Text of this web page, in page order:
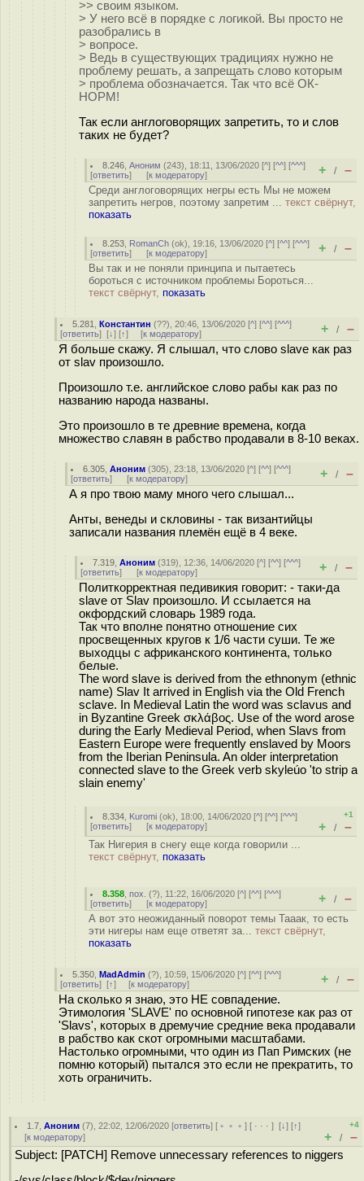
>> своим языком.
> У него всё в порядке с логикой. Вы просто не
разобрались в
> вопросе.
> Ведь в существующих традициях нужно не
проблему решать, а запрещать слово которым
> проблема обозначается. Так что всё ОК-
НОРМ!
Так если англоговорящих запретить, то и слов
таких не будет?
8.246 ,Аноним (243), 18:11, 13/06/2020 [^] [^^] [^^^]
[ответить] [к модератору] + / –
Среди англоговорящих негры есть Мы не можем
запретить негров, поэтому запретим ... текст свёрнут,
показать
8.253 RomanCh (ok), 19:16, 13/06/2020 [^] [^^] [^^^]
[ответить] [к модератору] + / –
Вы так и не поняли принципа и пытаетесь
бороться с источником проблемы Бороться...
текст свёрнут, показать
5.281 ,Константин (??), 20:46, 13/06/2020 [^] [^^] [^^^]
[ответить] [↓] [↑] [к модератору] + / –
Я больше скажу. Я слышал, что слово slave как раз
от slav произошло.
Произошло т.е. английское слово рабы как раз по
названию народа названы.
Это произошло в те древние времена, когда
множество славян в рабство продавали в 8-10 веках.
6.305 ,Аноним (305), 23:18, 13/06/2020 [^] [^^] [^^^]
[ответить] [к модератору] + / –
А я про твою маму много чего слышал...
Анты, венеды и скловины - так византийцы
записали названия племён ещё в 4 веке.
7.319 ,Аноним (319), 12:36, 14/06/2020 [^] [^^] [^^^]
[ответить] [к модератору] + / –
Политкорректная педивикия говорит: - таки-да
slave от Slav произошло. И ссылается на
окфордский словарь 1989 года.
Так что вполне понятно отношение сих
просвещенных кругов к 1/6 части суши. Те же
выходцы с африканского континента, только
белые.
The word slave is derived from the ethnonym (ethnic
name) Slav It arrived in English via the Old French
sclave. In Medieval Latin the word was sclavus and
in Byzantine Greek σκλάβος. Use of the word arose
during the Early Medieval Period, when Slavs from
Eastern Europe were frequently enslaved by Moors
from the Iberian Peninsula. An older interpretation
connected slave to the Greek verb skyleúo 'to strip a
slain enemy'
8.334 Kuromi (ok), 18:00, 14/06/2020 [^] [^^] [^^^]
[ответить] [к модератору]
+1
+ / –
Так Нигерия в снегу еще когда говорили ...
текст свёрнут, показать
8.358 ,пох. (?), 11:22, 16/06/2020 [^] [^^] [^^^]
[ответить] [к модератору] + / –
А вот это неожиданный поворот темы Тааак, то есть
эти нигеры нам еще ответят за... текст свёрнут,
показать
5.350 ,MadAdmin (?), 10:59, 15/06/2020 [^] [^^] [^^^]
[ответить] [↑] [к модератору] + / –
На сколько я знаю, это НЕ совпадение.
Этимология 'SLAVE' по основной гипотезе как раз от
'Slavs', которых в дремучие средние века продавали
в рабство как скот огромными масштабами.
Настолько огромными, что один из Пап Римских (не
помню который) пытался это если не прекратить, то
хоть ограничить.
1.7 ,Аноним (7), 22:02, 12/06/2020 [ответить] [ ﹢﹢﹢] [ · · ·][↓] [↑]
[к модератору]
+4
+ / –
Subject: [PATCH] Remove unnecessary references to niggers